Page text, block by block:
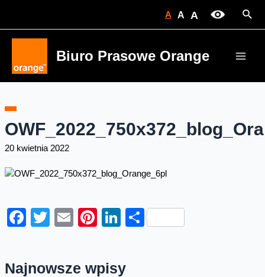
A A A
Biuro Prasowe Orange
20 kwietnia 2022
Facebook
Twitter
EmailPinterest
LinkedIn
Share
Najnowsze wpisy